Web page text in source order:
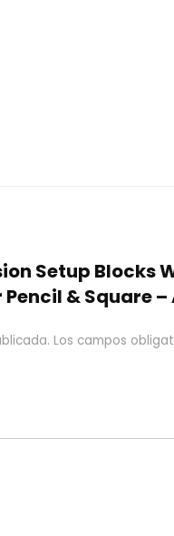
Setup Blocks
& Square
Los campos